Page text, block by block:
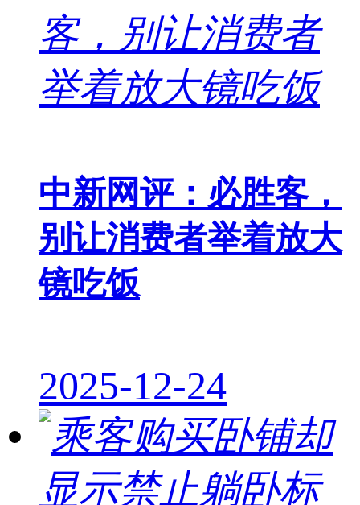
中新网评：必胜客，
别让消费者举着放大
镜吃饭
2025-12-24